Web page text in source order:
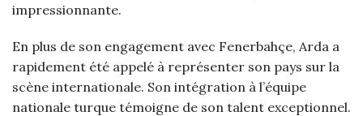
impressionnante.
En plus de son engagement avec Fenerbahçe, Arda a
rapidement été appelé à représenter son pays sur la
scène internationale. Son intégration à l’équipe
nationale turque témoigne de son talent exceptionnel.